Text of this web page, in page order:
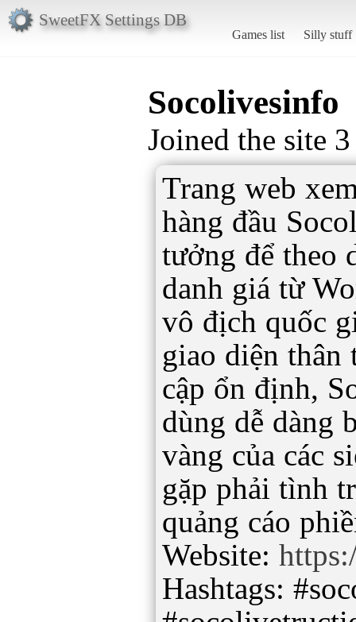
SweetFX Settings DB
Games list Silly stuff
Socolivesinfo
Joined the site
Trang web
hàng đầu
tưởng để theo
danh giá từ
vô địch quốc
giao diện
cập ổn định,
dùng dễ dàng
vàng của các
gặp phải tình
quảng cáo
Website:
Hashtags: